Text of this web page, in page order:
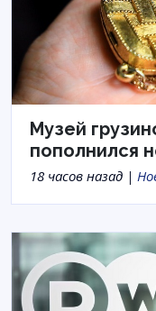
Музей
пополнился
18 часов назад |